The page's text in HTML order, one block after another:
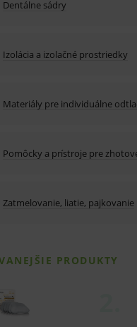
Dentálne sádry
Izolácia a izolačné prostriedky
Materiály pre individuálne
Pomôcky a prístroje pre
Zatmelovanie, liatie, pajkovanie